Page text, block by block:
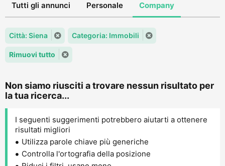
Tutti gli annunci Personale Company
Città: Siena Categoria: Immobili
Rimuovi tutto
Non siamo riusciti a trovare nessun risultato per
la tua ricerca...
I seguenti suggerimenti potrebbero aiutarti a ottenere
risultati migliori
Utilizza parole chiave più generiche
Controlla l'ortografia della posizione